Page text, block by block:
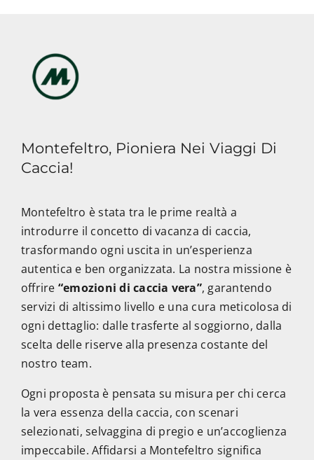
Montefeltro, Pioniera Nei Viaggi Di
Caccia!
Montefeltro è stata tra le prime realtà a
introdurre il concetto di vacanza di caccia,
trasformando ogni uscita in un’esperienza
autentica e ben organizzata. La nostra missione è
offrire “emozioni di caccia vera”, garantendo
servizi di altissimo livello e una cura meticolosa di
ogni dettaglio: dalle trasferte al soggiorno, dalla
scelta delle riserve alla presenza costante del
nostro team.
Ogni proposta è pensata su misura per chi cerca
la vera essenza della caccia, con scenari
selezionati, selvaggina di pregio e un’accoglienza
impeccabile. Affidarsi a Montefeltro significa